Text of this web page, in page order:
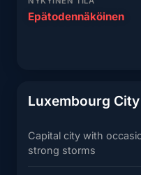
Epätodennäköinen
Luxembourg City
Capital city with
strong storms